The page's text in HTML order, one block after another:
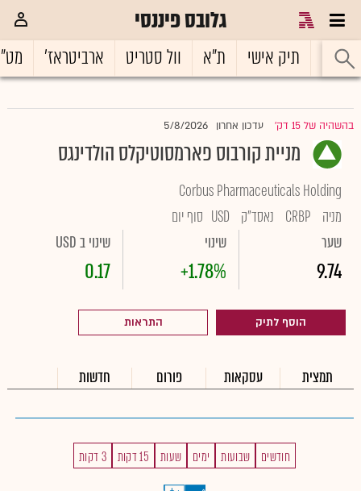
גלובס פיננסי
ראשי תיק אישי ת"א וול סטריט ארביטראז'
בהשהיה של 15 דק' עדכון אחרון 5/8/2026
מניית קורבוס פארמסוטיקלס הולדינגס
Corbus Pharmaceuticals Holding
מניה
CRBP נאסד"ק USD סוף יום
שער
9.74
שינוי
+1.78%
שינוי ב USD
0.17
הוסף לתיק התראות
תמצית עסקאות פורום חדשות
חודשים שבועות ימים שעות 15 דקות 3 דקות